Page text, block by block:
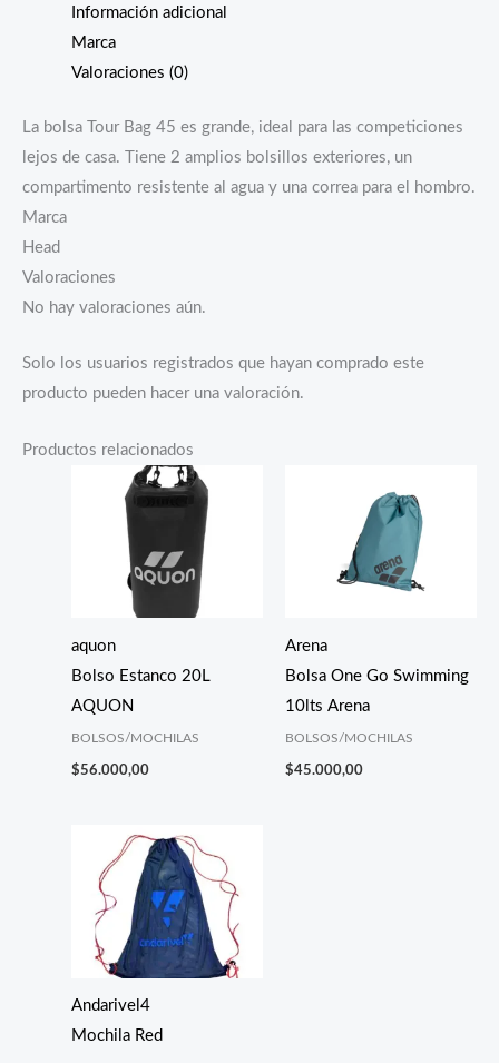
Información adicional
Marca
Valoraciones (0)
La bolsa Tour Bag 45 es grande, ideal para las competiciones
lejos de casa. Tiene 2 amplios bolsillos exteriores, un
compartimento resistente al agua y una correa para el hombro.
Marca
Head
Valoraciones
No hay valoraciones aún.
Solo los usuarios registrados que hayan comprado este
producto pueden hacer una valoración.
Productos relacionados
aquon
Bolso Estanco 20L
AQUON
BOLSOS/MOCHILAS
$56.000,00
Arena
Bolsa One Go Swimming
10lts Arena
BOLSOS/MOCHILAS
$45.000,00
Andarivel4
Mochila Red